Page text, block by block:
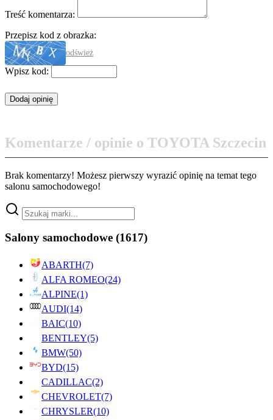
Treść komentarza:
Przepisz kod z obrazka:
odśwież
Wpisz kod:
Komentarze / opinie o TOYOTA Szczecin
Brak komentarzy! Możesz pierwszy wyrazić opinię na temat tego
salonu samochodowego!
Salony samochodowe (1617)
ABARTH(7)
ALFA ROMEO(24)
ALPINE(1)
AUDI(14)
BAIC(10)
BENTLEY(5)
BMW(50)
BYD(15)
CADILLAC(2)
CHEVROLET(7)
CHRYSLER(10)